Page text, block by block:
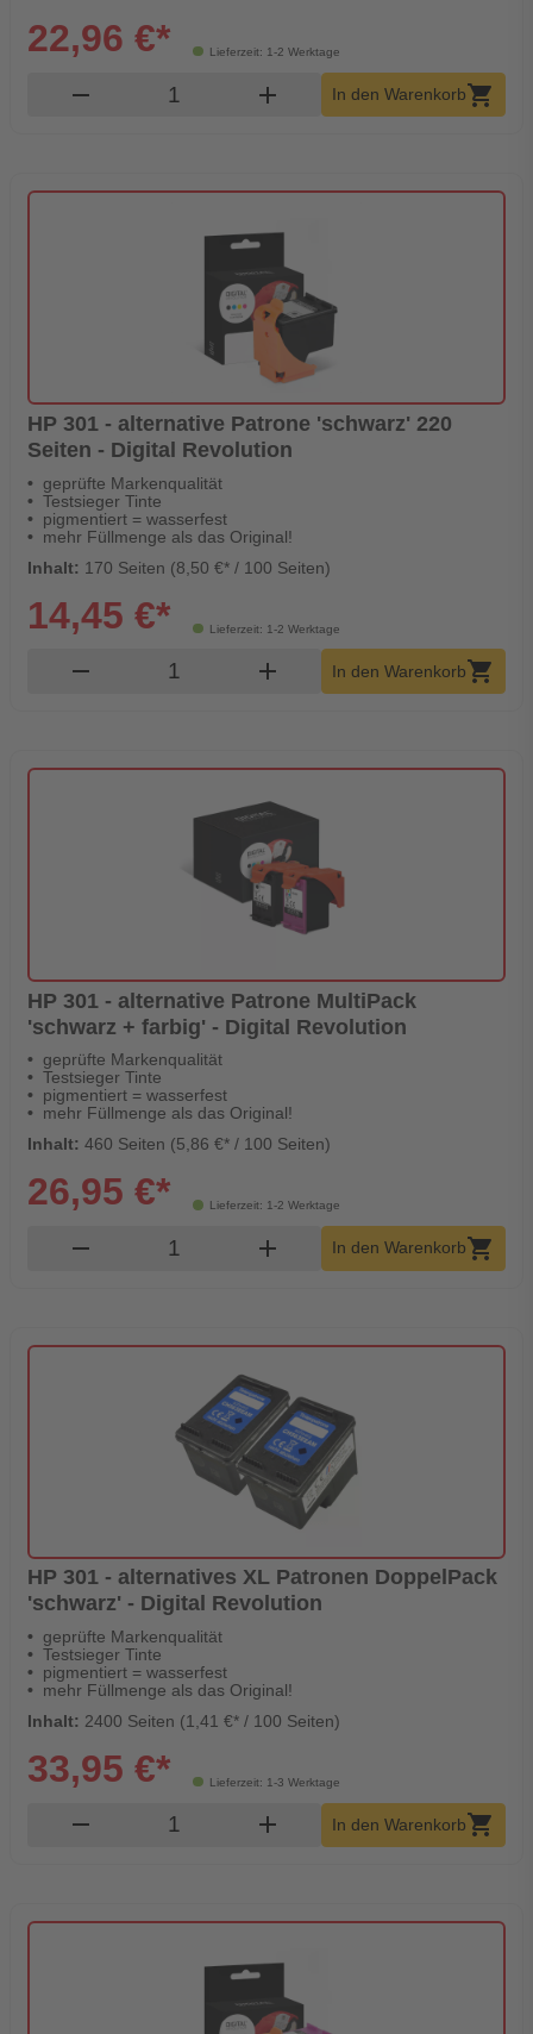
Lieferzeit: 1-2 Werktage
22,96 €*
remove Produkt Warenkorb Menge
add In den Warenkorbshopping_cart
HP 301 - alternative Patrone 'schwarz' 220
Seiten - Digital Revolution
geprüfte Markenqualität
Testsieger Tinte
pigmentiert = wasserfest
mehr Füllmenge als das Original!
Inhalt: 170 Seiten (8,50 €* / 100 Seiten)
Lieferzeit: 1-2 Werktage
14,45 €*
remove Produkt Warenkorb Menge
add In den Warenkorbshopping_cart
HP 301 - alternative Patrone MultiPack
'schwarz + farbig' - Digital Revolution
geprüfte Markenqualität
Testsieger Tinte
pigmentiert = wasserfest
mehr Füllmenge als das Original!
Inhalt: 460 Seiten (5,86 €* / 100 Seiten)
Lieferzeit: 1-2 Werktage
26,95 €*
remove Produkt Warenkorb Menge
add In den Warenkorbshopping_cart
HP 301 - alternatives XL Patronen DoppelPack
'schwarz' - Digital Revolution
geprüfte Markenqualität
Testsieger Tinte
pigmentiert = wasserfest
mehr Füllmenge als das Original!
Inhalt: 2400 Seiten (1,41 €* / 100 Seiten)
Lieferzeit: 1-3 Werktage
33,95 €*
remove Produkt Warenkorb Menge
add In den Warenkorbshopping_cart